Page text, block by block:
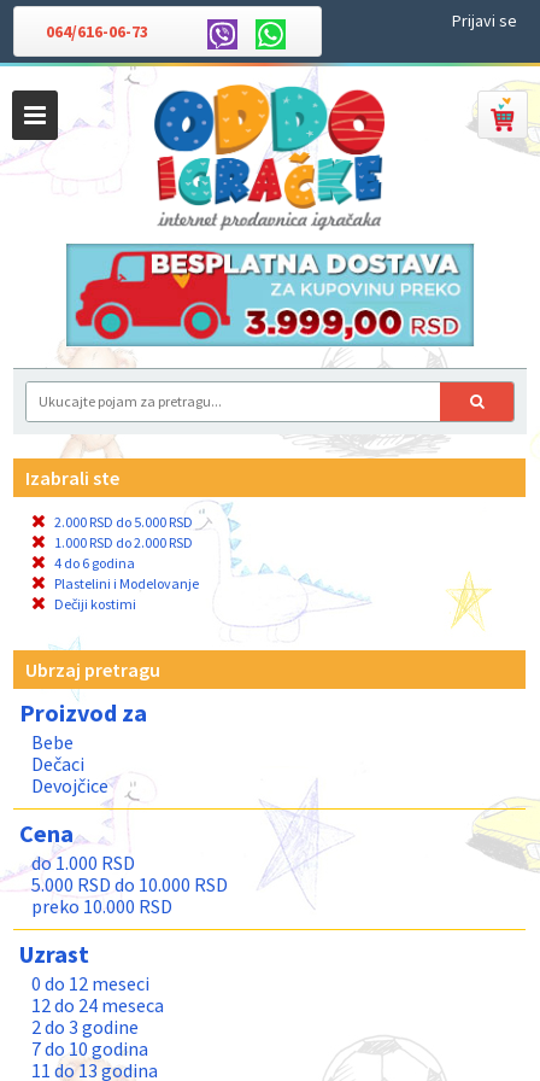
064/616-06-73 Prijavi se
Izabrali ste
2.000 RSD do 5.000 RSD
1.000 RSD do 2.000 RSD
4 do 6 godina
Plastelini i Modelovanje
Dečiji kostimi
Ubrzaj pretragu
Proizvod za
Bebe
Dečaci
Devojčice
Cena
do 1.000 RSD
5.000 RSD do 10.000 RSD
preko 10.000 RSD
Uzrast
0 do 12 meseci
12 do 24 meseca
2 do 3 godine
7 do 10 godina
11 do 13 godina